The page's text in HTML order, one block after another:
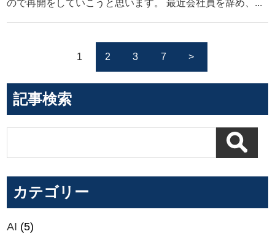
ので再開をしていこうと思います。 最近会社員を辞め、...
1 2 3 7 >
記事検索
カテゴリー
AI (5)